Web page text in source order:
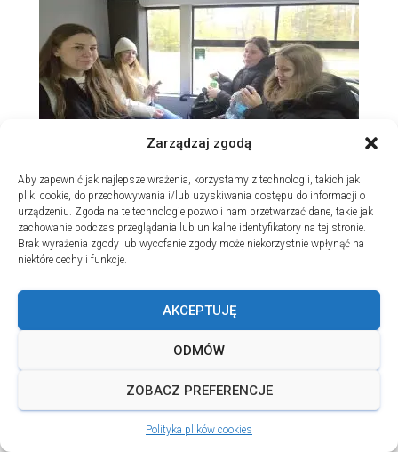
Zarządzaj zgodą
Aby zapewnić jak najlepsze wrażenia, korzystamy z technologii, takich jak
pliki cookie, do przechowywania i/lub uzyskiwania dostępu do informacji o
urządzeniu. Zgoda na te technologie pozwoli nam przetwarzać dane, takie jak
zachowanie podczas przeglądania lub unikalne identyfikatory na tej stronie.
Brak wyrażenia zgody lub wycofanie zgody może niekorzystnie wpłynąć na
niektóre cechy i funkcje.
AKCEPTUJĘ
ODMÓW
ZOBACZ PREFERENCJE
Polityka plików cookies